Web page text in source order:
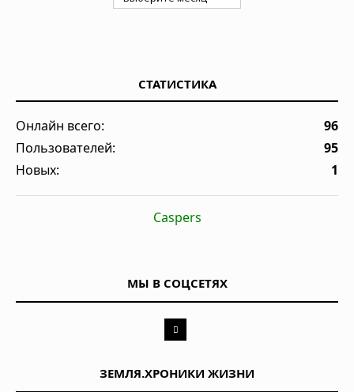
СТАТИСТИКА
Онлайн всего:
96
Пользователей:
95
Новых:
1
Caspers
МЫ В СОЦСЕТЯХ
ЗЕМЛЯ.ХРОНИКИ ЖИЗНИ